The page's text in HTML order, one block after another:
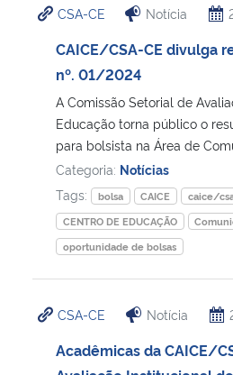
CSA-CE Notícia
CAICE/CSA-CE divulga
nº. 01/2024
A Comissão Setorial de
Educação torna público o
para bolsista na Área de
Categoria: Notícias
Tags:
bolsa CAICE
caice/
CENTRO DE EDUCAÇÃO
oportunidade de bolsas
CSA-CE Notícia
Acadêmicas da CAICE/